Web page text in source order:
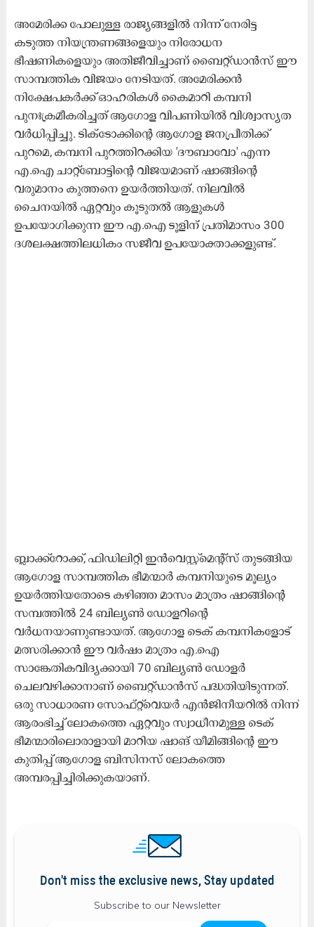
അമേരിക്ക പോലുള്ള രാജ്യങ്ങളിൽ നിന്ന് നേരിട്ട
കടുത്ത നിയന്ത്രണങ്ങളെയും നിരോധന
ഭീഷണികളെയും അതിജീവിച്ചാണ് ബൈറ്റ്ഡാൻസ് ഈ
സാമ്പത്തിക വിജയം നേടിയത്. അമേരിക്കൻ
നിക്ഷേപകർക്ക് ഓഹരികൾ കൈമാറി കമ്പനി
പുനഃക്രമീകരിച്ചത് ആഗോള വിപണിയിൽ വിശ്വാസ്യത
വർധിപ്പിച്ചു. ടിക്ടോക്കിന്റെ ആഗോള ജനപ്രീതിക്ക്
പുറമെ, കമ്പനി പുറത്തിറക്കിയ 'ദൗബാവോ' എന്ന
എ.ഐ ചാറ്റ്‌ബോട്ടിന്റെ വിജയമാണ് ഷാങ്ങിന്റെ
വരുമാനം കുത്തനെ ഉയർത്തിയത്. നിലവിൽ
ചൈനയിൽ ഏറ്റവും കൂടുതൽ ആളുകൾ
ഉപയോഗിക്കുന്ന ഈ എ.ഐ ടൂളിന് പ്രതിമാസം 300
ദശലക്ഷത്തിലധികം സജീവ ഉപയോക്താക്കളുണ്ട്.
ബ്ലാക്ക്‌റോക്ക്, ഫിഡിലിറ്റി ഇൻവെസ്റ്റ്‌മെന്റ്‌സ് തുടങ്ങിയ
ആഗോള സാമ്പത്തിക ഭീമന്മാർ കമ്പനിയുടെ മൂല്യം
ഉയർത്തിയതോടെ കഴിഞ്ഞ മാസം മാത്രം ഷാങ്ങിന്റെ
സമ്പത്തിൽ 24 ബില്യൺ ഡോളറിന്റെ
വർധനയാണുണ്ടായത്. ആഗോള ടെക് കമ്പനികളോട്
മത്സരിക്കാൻ ഈ വർഷം മാത്രം എ.ഐ
സാങ്കേതികവിദ്യക്കായി 70 ബില്യൺ ഡോളർ
ചെലവഴിക്കാനാണ് ബൈറ്റ്ഡാൻസ് പദ്ധതിയിടുന്നത്.
ഒരു സാധാരണ സോഫ്റ്റ്‌വെയർ എൻജിനീയറിൽ നിന്ന്
ആരംഭിച്ച് ലോകത്തെ ഏറ്റവും സ്വാധീനമുള്ള ടെക്
ഭീമന്മാരിലൊരാളായി മാറിയ ഷാങ് യീമിങ്ങിന്റെ ഈ
കുതിപ്പ് ആഗോള ബിസിനസ് ലോകത്തെ
അമ്പരപ്പിച്ചിരിക്കുകയാണ്.
Don't miss the exclusive news, Stay updated
Subscribe to our Newsletter